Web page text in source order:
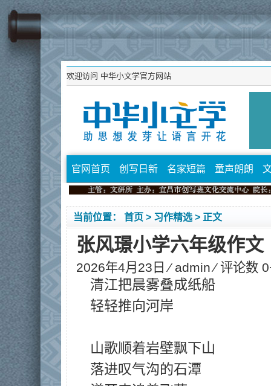
欢迎访问 中华小文学官方网站
官网首页 创写日新 名家短篇 童声朗朗
当前位置： 首页 > 习作精选 > 正文
张风璟小学六年级作
2026年4月23日 ⁄ admin⁄ 评论数
清江把晨雾叠成纸船
轻轻推向河岸
山歌顺着岩壁飘下山
落进叹气沟的石潭